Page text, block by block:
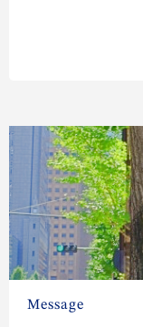
Message